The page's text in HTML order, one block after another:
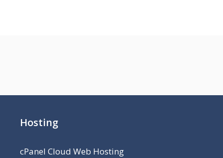
Hosting
cPanel Cloud Web Hosting